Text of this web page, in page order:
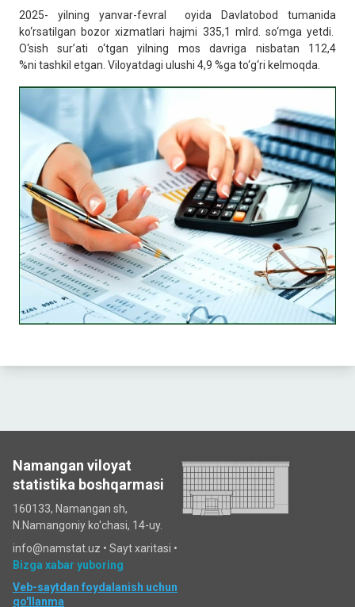
2025- yilning yanvar-fevral oyida Davlatobod
tumanida
ko‘rsatilgan bozor xizmatlari hajmi 335,1 mlrd
. so‘mga yetdi.
O‘sish surʼati o‘tgan yilning mos davriga nisbatan 112,4
%ni tashkil etgan. Viloyatdagi ulushi 4,9 %ga to‘g‘ri kelmoqda.
Namangan viloyat
statistika boshqarmasi
160133, Namangan sh,
N.Namangoniy ko'chasi, 14-uy.
info@namstat.uz • Sayt xaritasi •
Bizga xabar yuboring
Veb-saytdan foydalanish uchun
qo'llanma